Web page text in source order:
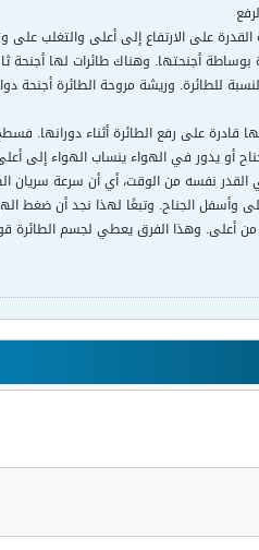
على الارتفاع إلى أعلى والتغلب على
أجنحتها. وهناك طائرات لها أجنحة
للطائرة. وريشة مروحة الطائرة أجنحة
قادرة على رفع الطائرة أثناء دورانها.
أو يدور في الهواء ينساب الهواء إلى
نفسه من الوقت، أي أن سرعة سريان
وأسفل الجناح. وتبعًا لهذا نجد أن ضغط
أعلى. وهذا الفرق يعطي لجسم الطائرة قوة